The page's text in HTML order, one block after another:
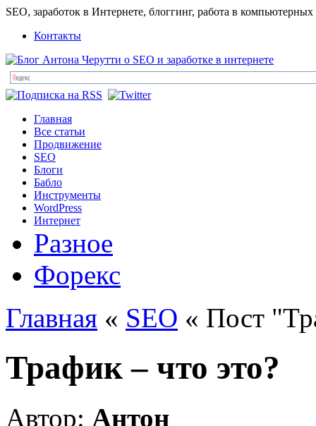
SEO, заработок в Интернете, блоггинг, работа в
Контакты
Главная
Все статьи
Продвижение
SEO
Блоги
Бабло
Инструменты
WordPress
Интернет
Разное
Форекс
Главная « SEO « Пост
Трафик – что это?
Автор: Антон